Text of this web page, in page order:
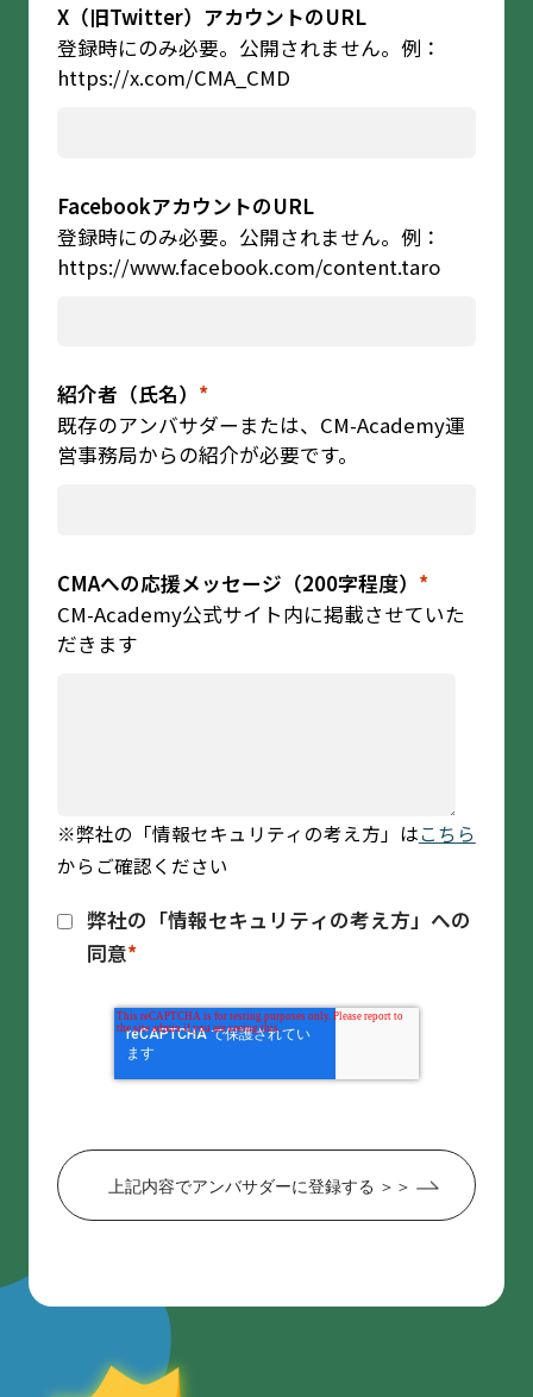
X（旧Twitter）アカウントのURL
登録時にのみ必要。公開されません。例：
https://x.com/CMA_CMD
FacebookアカウントのURL
登録時にのみ必要。公開されません。例：
https://www.facebook.com/content.taro
紹介者（氏名） *
既存のアンバサダーまたは、CM-Academy運
営事務局からの紹介が必要です。
CMAへの応援メッセージ（200字程度） *
CM-Academy公式サイト内に掲載させていた
だきます
※弊社の「情報セキュリティの考え方」はこちら
からご確認ください
弊社の「情報セキュリティの考え方」への
同意*